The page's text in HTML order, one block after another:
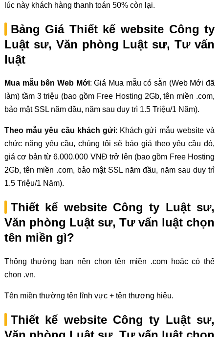
lúc này khách hàng thanh toán 50% còn lại.
Bảng Giá Thiết kế website Công ty
Luật sư, Văn phòng Luật sư, Tư vấn
luật
Mua mẫu bên Web Mới: Giá Mua mẫu có sẵn (Web Mới đã
làm) tầm 3 triệu (bao gồm Free Hosting 2Gb, tên miền .com,
bảo mật SSL năm đầu, năm sau duy trì 1.5 Triệu/1 Năm).
Theo mẫu yêu cầu khách gửi: Khách gửi mẫu website và
chức năng yêu cầu, chúng tôi sẽ báo giá theo yêu cầu đó,
giá cơ bản từ 6.000.000 VNĐ trở lên (bao gồm Free Hosting
2Gb, tên miền .com, bảo mật SSL năm đầu, năm sau duy trì
1.5 Triệu/1 Năm).
Thiết kế website Công ty Luật sư,
Văn phòng Luật sư, Tư vấn luật chọn
tên miền gì?
Thông thường bạn nên chọn tên miền .com hoặc có thể
chọn .vn.
Tên miền thường tên lĩnh vực + tên thương hiệu.
Thiết kế website Công ty Luật sư,